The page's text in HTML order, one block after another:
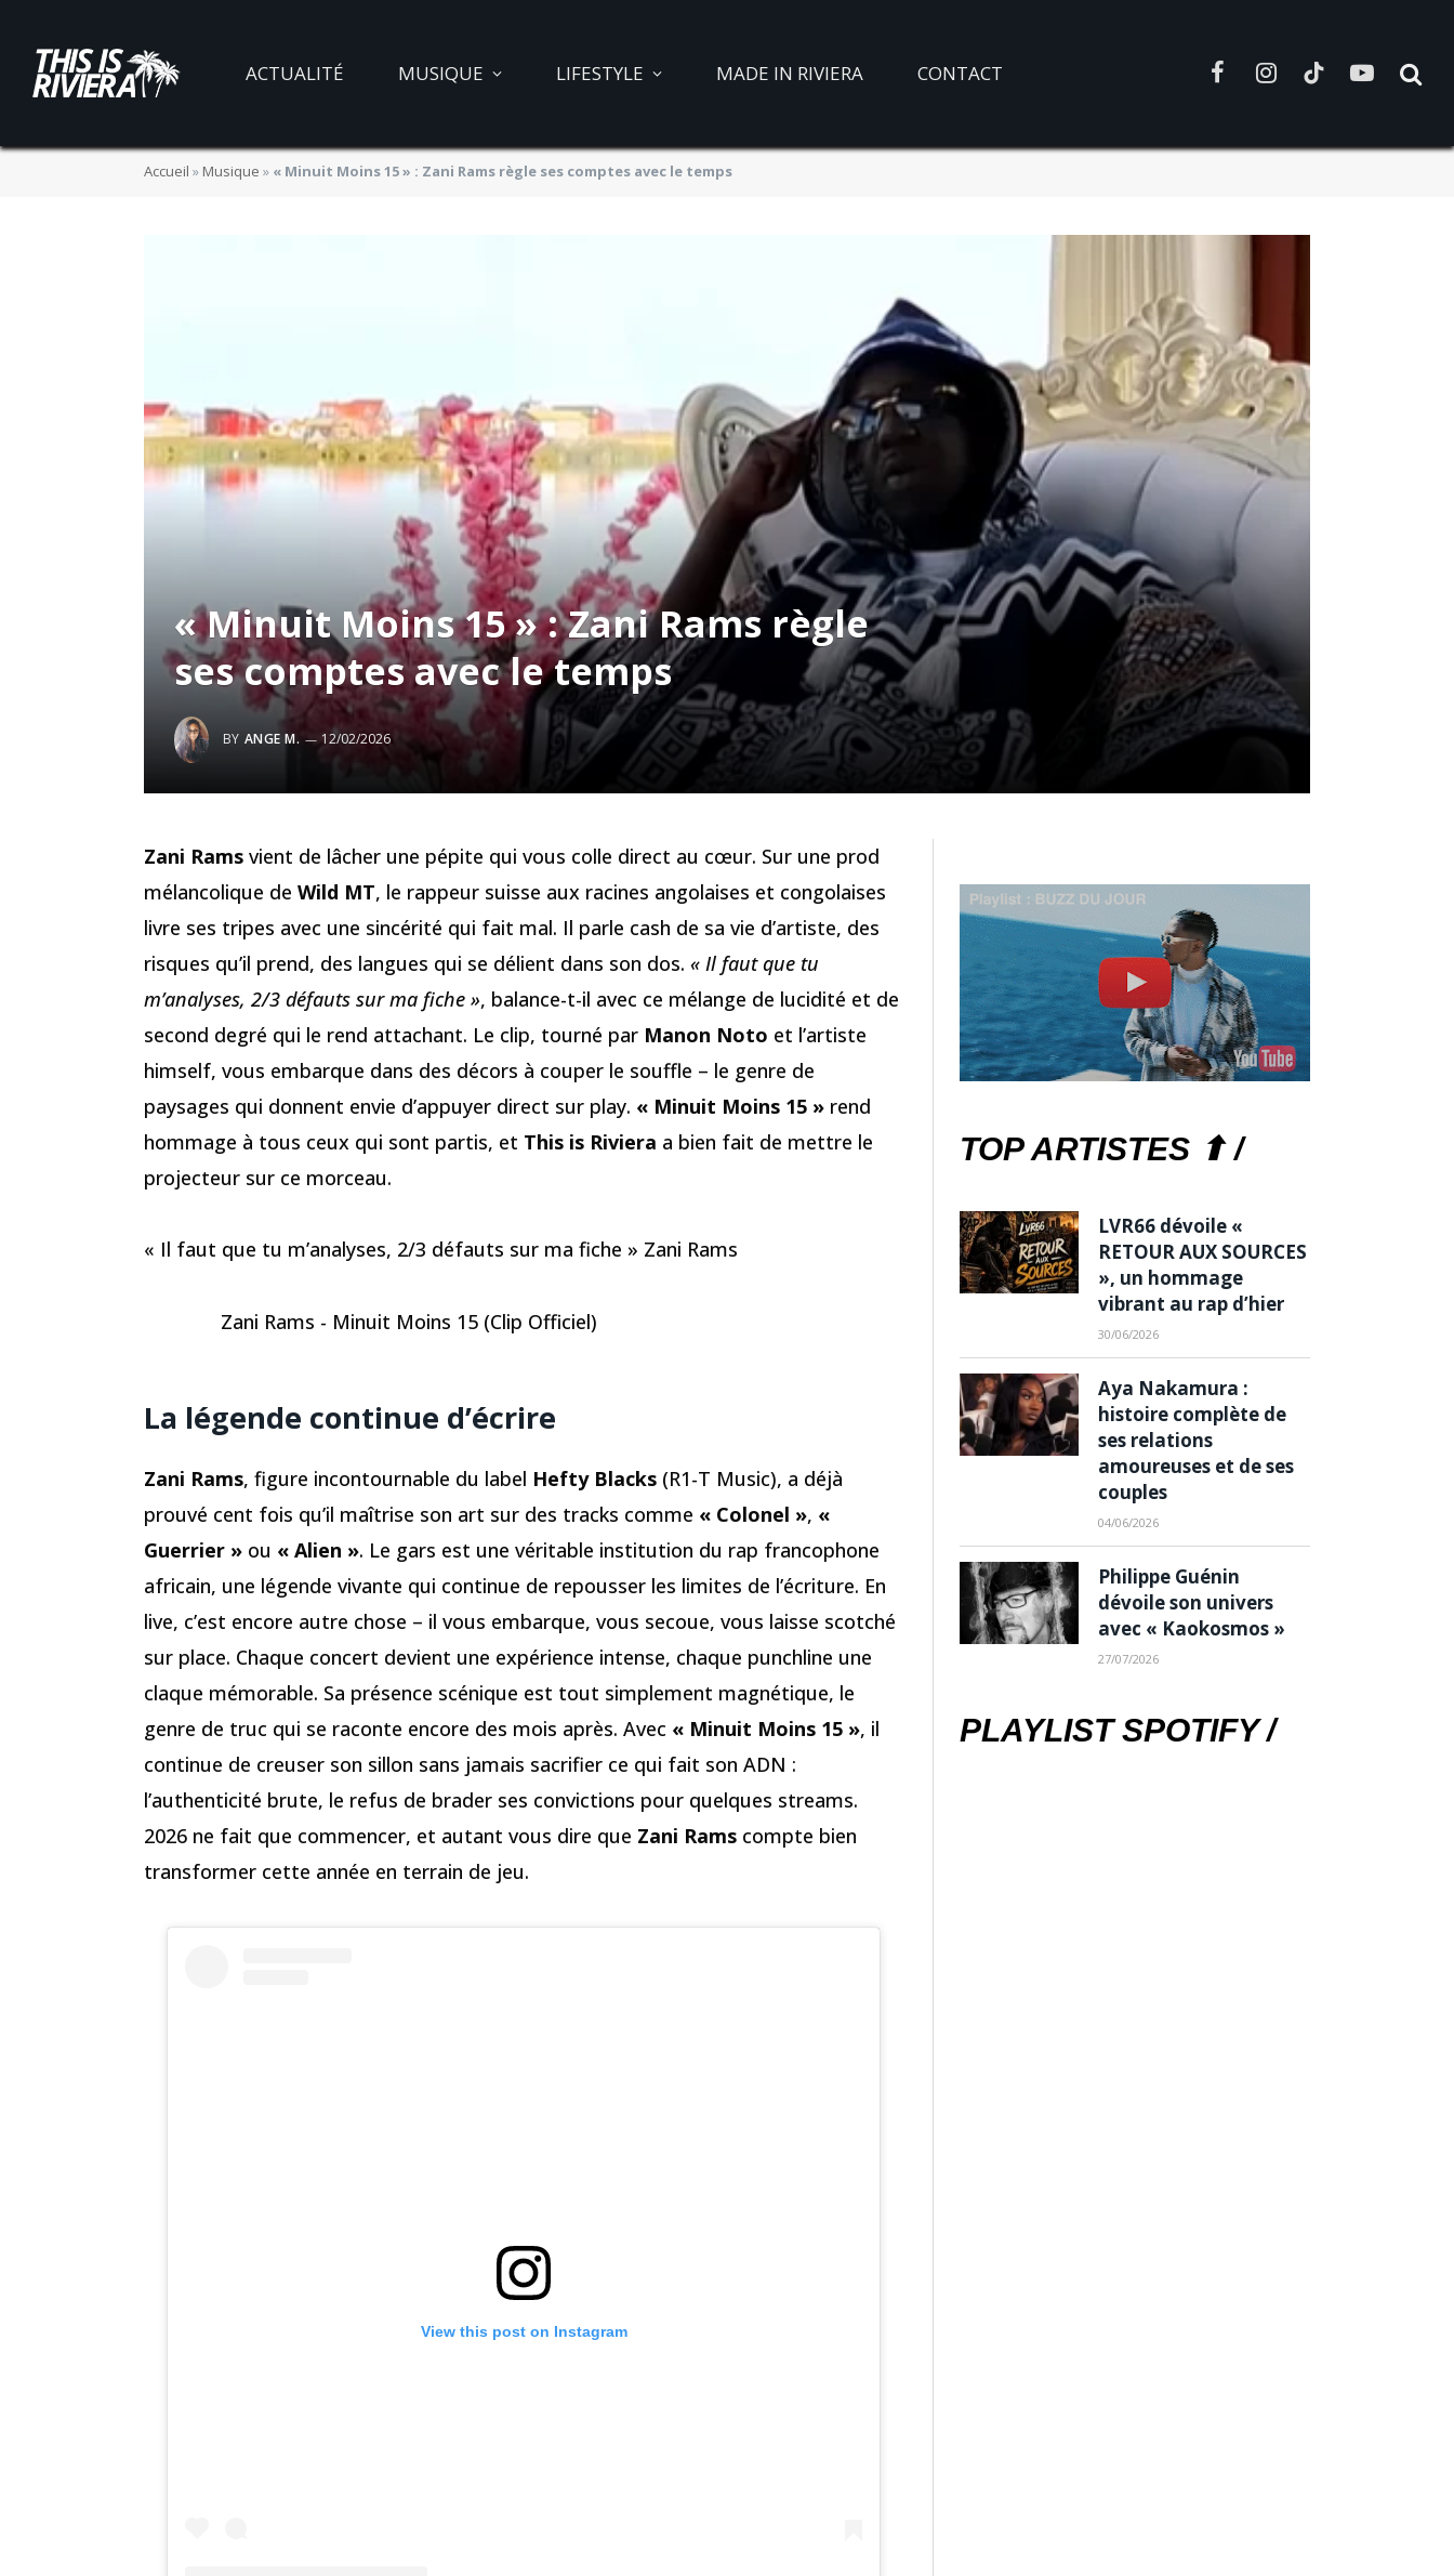
ACTUALITÉ MUSIQUE LIFESTYLE MADE IN RIVIERA CONTACT FacebookInstagramTikTokYouTube
Accueil » Musique » « Minuit Moins 15 » : Zani Rams règle ses comptes avec le temps
« Minuit Moins 15 » : Zani Rams règle
ses comptes avec le temps
BY ANGE M. 12/02/2026
Zani Rams vient de lâcher une pépite qui vous colle direct au cœur. Sur une prod
mélancolique de Wild MT, le rappeur suisse aux racines angolaises et congolaises
livre ses tripes avec une sincérité qui fait mal. Il parle cash de sa vie d’artiste, des
risques qu’il prend, des langues qui se délient dans son dos. « Il faut que tu
m’analyses, 2/3 défauts sur ma fiche », balance-t-il avec ce mélange de lucidité et de
second degré qui le rend attachant. Le clip, tourné par Manon Noto et l’artiste
himself, vous embarque dans des décors à couper le souffle – le genre de
paysages qui donnent envie d’appuyer direct sur play. « Minuit Moins 15 » rend
hommage à tous ceux qui sont partis, et This is Riviera a bien fait de mettre le
projecteur sur ce morceau.
« Il faut que tu m’analyses, 2/3 défauts sur ma fiche » Zani Rams
Zani Rams - Minuit Moins 15 (Clip Officiel)
La légende continue d’écrire
Zani Rams, figure incontournable du label Hefty Blacks (R1-T Music), a déjà
prouvé cent fois qu’il maîtrise son art sur des tracks comme « Colonel », «
Guerrier » ou « Alien ». Le gars est une véritable institution du rap francophone
africain, une légende vivante qui continue de repousser les limites de l’écriture. En
live, c’est encore autre chose – il vous embarque, vous secoue, vous laisse scotché
sur place. Chaque concert devient une expérience intense, chaque punchline une
claque mémorable. Sa présence scénique est tout simplement magnétique, le
genre de truc qui se raconte encore des mois après. Avec « Minuit Moins 15 », il
continue de creuser son sillon sans jamais sacrifier ce qui fait son ADN :
l’authenticité brute, le refus de brader ses convictions pour quelques streams.
2026 ne fait que commencer, et autant vous dire que Zani Rams compte bien
transformer cette année en terrain de jeu.
View this post on Instagram
TOP ARTISTES ⬆ /
LVR66 dévoile «
RETOUR AUX SOURCES
», un hommage
vibrant au rap d’hier
30/06/2026
Aya Nakamura :
histoire complète de
ses relations
amoureuses et de ses
couples
04/06/2026
Philippe Guénin
dévoile son univers
avec « Kaokosmos »
27/07/2026
PLAYLIST SPOTIFY /